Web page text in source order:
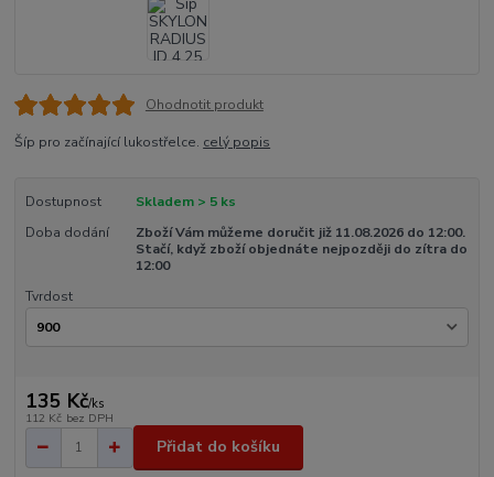
Ohodnotit produkt
Šíp pro začínající lukostřelce. celý popis
Dostupnost
Skladem > 5 ks
Doba dodání
Zboží Vám můžeme doručit již 11.08.2026 do 12:00.
Stačí, když zboží objednáte nejpozději do zítra do
12:00
Tvrdost
135 Kč/ks
112 Kč bez DPH
Přidat do košíku